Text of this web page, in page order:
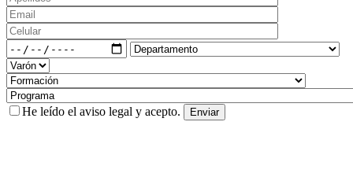
He leído el aviso legal y acepto.